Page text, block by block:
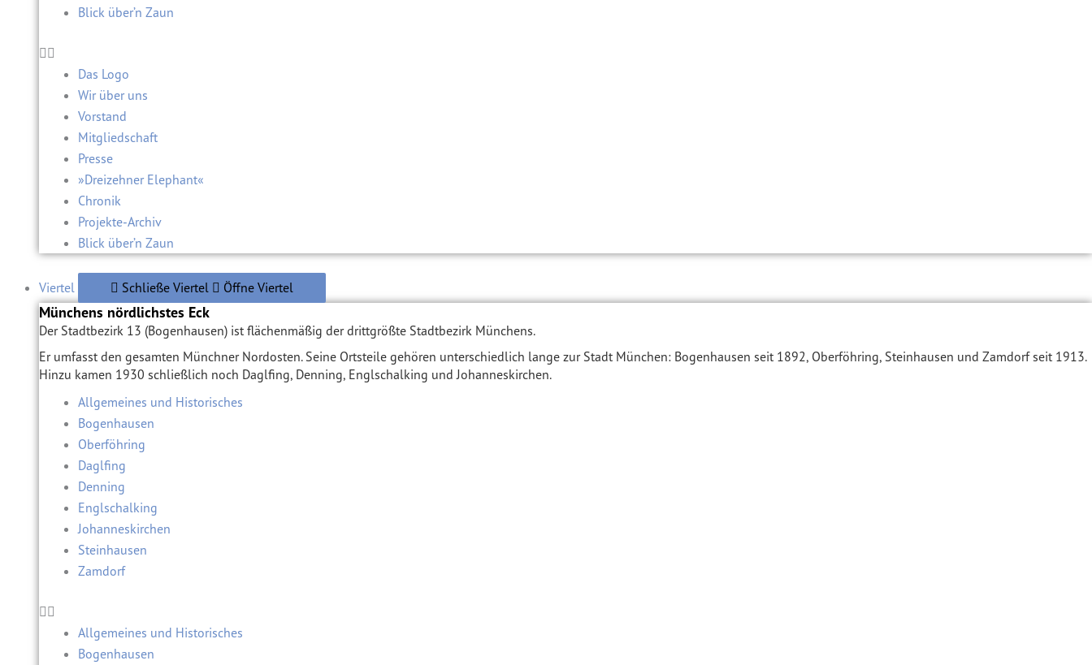
Blick über’n Zaun
Das Logo
Wir über uns
Vorstand
Mitgliedschaft
Presse
»Dreizehner Elephant«
Chronik
Projekte-Archiv
Blick über’n Zaun
Viertel Schließe Viertel Öffne Viertel
Münchens nördlichstes Eck
Der Stadtbezirk 13 (Bogenhausen) ist flächenmäßig der drittgrößte Stadtbezirk Münchens.
Er umfasst den gesamten Münchner Nordosten. Seine Ortsteile gehören unterschiedlich lange zur Stadt München: Bogenhausen seit 1892, Oberföhring, Steinhausen und Zamdorf seit 1913.
Hinzu kamen 1930 schließlich noch Daglfing, Denning, Englschalking und Johanneskirchen.
Allgemeines und Historisches
Bogenhausen
Oberföhring
Daglfing
Denning
Englschalking
Johanneskirchen
Steinhausen
Zamdorf
Allgemeines und Historisches
Bogenhausen